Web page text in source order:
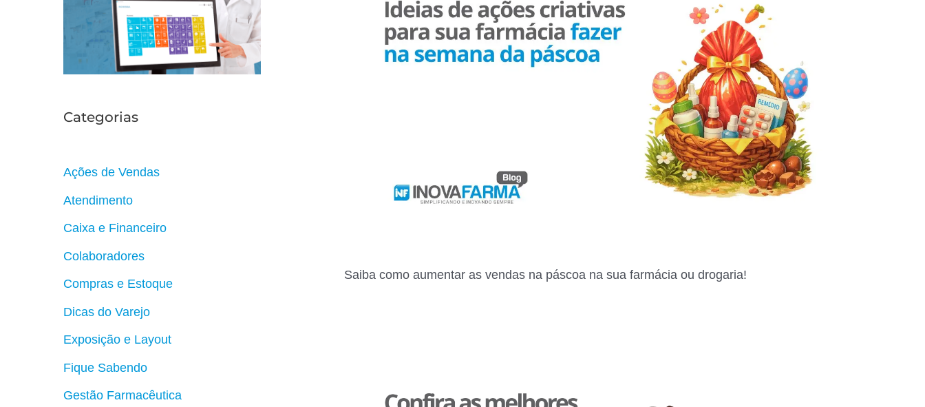
Categorias
Ações de Vendas
Atendimento
Caixa e Financeiro
Colaboradores
Compras e Estoque
Dicas do Varejo
Exposição e Layout
Fique Sabendo
Gestão Farmacêutica
Saiba como aumentar as vendas na páscoa na sua farmácia ou drogaria!